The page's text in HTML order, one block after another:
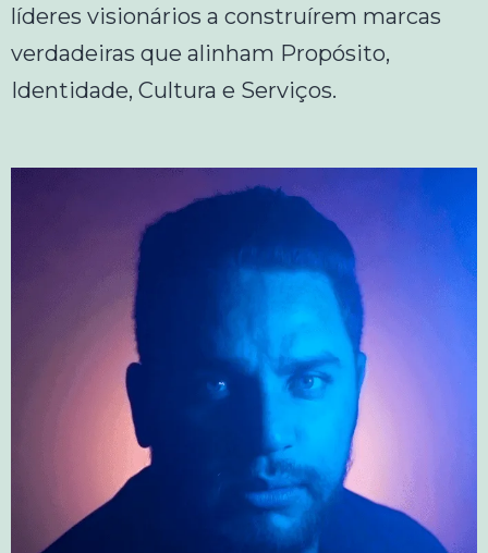
líderes visionários a construírem marcas
verdadeiras que alinham Propósito,
Identidade, Cultura e Serviços.